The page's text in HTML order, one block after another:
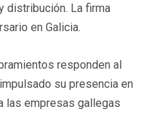
distribución. La firma
en Galicia.
responden al
su presencia en
las empresas gallegas